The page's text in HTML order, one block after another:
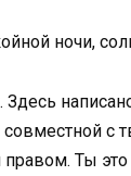
ночи,
совместной с
Ты